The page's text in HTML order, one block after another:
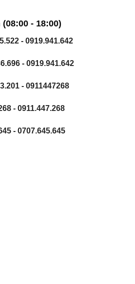
- 18:00)
- 0919.941.642
- 0919.941.642
- 0911447268
- 0911.447.268
- 0707.645.645